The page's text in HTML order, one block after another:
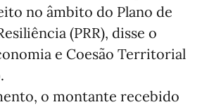
no âmbito do Plano de
(PRR), disse o
e Coesão Territorial
o montante recebido